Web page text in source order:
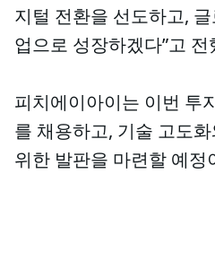
지털 전환을 선도하고,
업으로 성장하겠다”고 전
피치에이아이는 이번 투
를 채용하고, 기술 고도
위한 발판을 마련할 예정